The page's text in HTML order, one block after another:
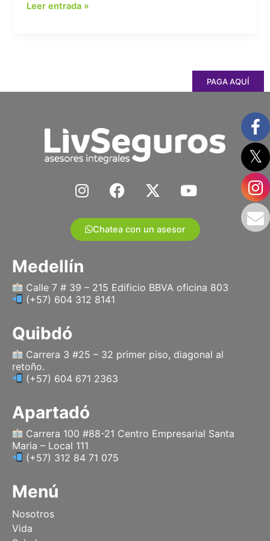
Leer entrada »
PAGA AQUÍ
I
n
t
a
r
a
m
F
a
e
b
k
X
-
w
i
e
Y
o
u
Chatea con un asesor
Medellín
Calle 7 # 39 – 215 Edificio BBVA oficina 803
(+57) 604 312 8141
Quibdó
Carrera 3 #25 – 32 primer piso, diagonal al
retoño.
(+57) 604 671 2363
Apartadó
Carrera 100 #88-21 Centro Empresarial Santa
Maria – Local 111
(+57) 312 84 71 075
Menú
Nosotros
Vida